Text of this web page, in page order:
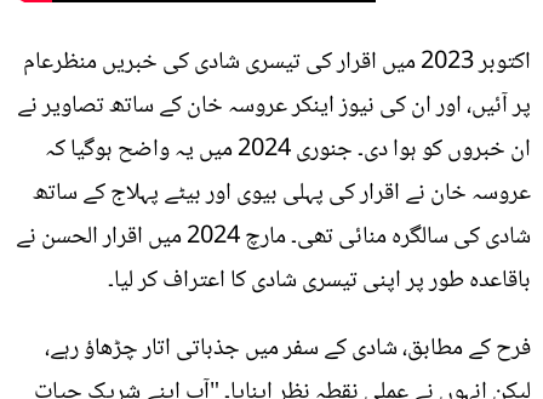
اکتوبر 2023 میں اقرار کی تیسری شادی کی خبریں منظرعام
پر آئیں، اور ان کی نیوز اینکر عروسہ خان کے ساتھ تصاویر نے
ان خبروں کو ہوا دی۔ جنوری 2024 میں یہ واضح ہوگیا کہ
عروسہ خان نے اقرار کی پہلی بیوی اور بیٹے پہلاج کے ساتھ
شادی کی سالگرہ منائی تھی۔ مارچ 2024 میں اقرار الحسن نے
باقاعدہ طور پر اپنی تیسری شادی کا اعتراف کر لیا۔
فرح کے مطابق، شادی کے سفر میں جذباتی اتار چڑھاؤ رہے،